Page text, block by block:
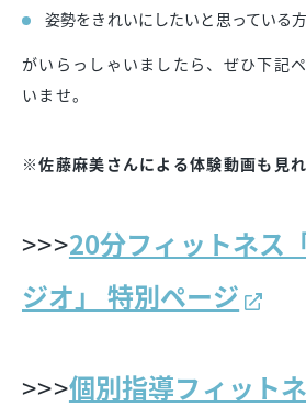
姿勢をきれいにしたいと思ってい
がいらっしゃいましたら、ぜひ下記
いませ。
※佐藤麻美さんによる体験動画も見れ
>>>20分フィットネス
ジオ」 特別ページ
>>>個別指導フィット